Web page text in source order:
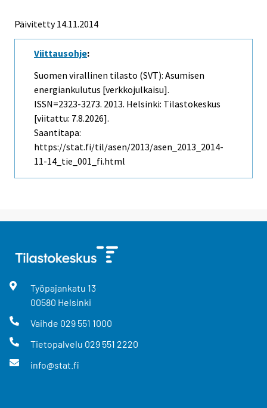
Päivitetty 14.11.2014
Viittausohje:
Suomen virallinen tilasto (SVT): Asumisen
energiankulutus [verkkojulkaisu].
ISSN=2323-3273. 2013. Helsinki: Tilastokeskus
[viitattu: 7.8.2026].
Saantitapa:
https://stat.fi/til/asen/2013/asen_2013_2014-
11-14_tie_001_fi.html
Työpajankatu 13
00580 Helsinki
Vaihde 029 551 1000
Tietopalvelu 029 551 2220
info@stat.fi